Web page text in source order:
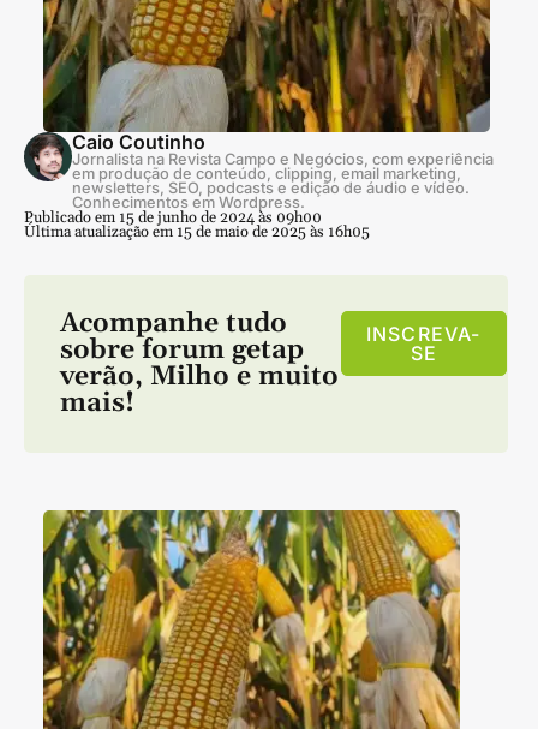
Caio Coutinho
Jornalista na Revista Campo e Negócios, com experiência
em produção de conteúdo, clipping, email marketing,
newsletters, SEO, podcasts e edição de áudio e vídeo.
Conhecimentos em Wordpress.
Publicado em 15 de junho de 2024 às 09h00
Última atualização em 15 de maio de 2025 às 16h05
Acompanhe tudo
sobre forum getap
verão, Milho e muito
mais!
INSCREVA-
SE